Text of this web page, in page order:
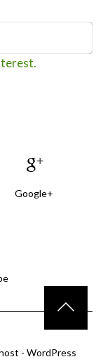
Google+
- WordPress